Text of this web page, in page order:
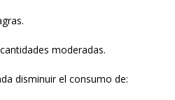
moderadas.
disminuir el consumo de: